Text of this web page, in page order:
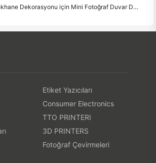
Yatak Odası ve Yatakhane Dekorasyonu için Mini Fotoğraf Duvar Düzenleme Fikirleri ve İpuçları
Etiket Yazıcıları
Consumer Electronics
TTO PRINTERI
3D PRINTERS
Fotoğraf Çevirmeleri